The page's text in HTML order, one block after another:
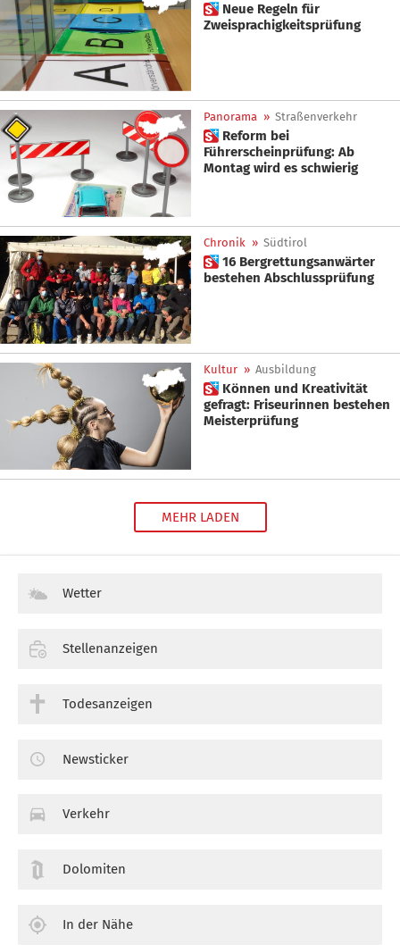
 Neue Regeln für
Zweisprachigkeitsprüfung
Panorama » Straßenverkehr
 Reform bei
Führerscheinprüfung: Ab
Montag wird es schwierig
Chronik » Südtirol
 16 Bergrettungsanwärter
bestehen Abschlussprüfung
Kultur » Ausbildung
 Können und Kreativität
gefragt: Friseurinnen bestehen
Meisterprüfung
MEHR LADEN
Wetter
Stellenanzeigen
Todesanzeigen
Newsticker
Verkehr
Dolomiten
In der Nähe